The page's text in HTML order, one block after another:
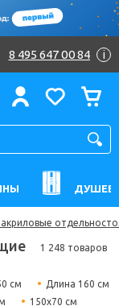
8 495 647 00 84 i
1 248 товаров
см
Длина 160 см
150х70 см